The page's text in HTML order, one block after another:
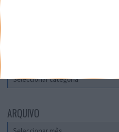
ARQUIVO
Arquivo